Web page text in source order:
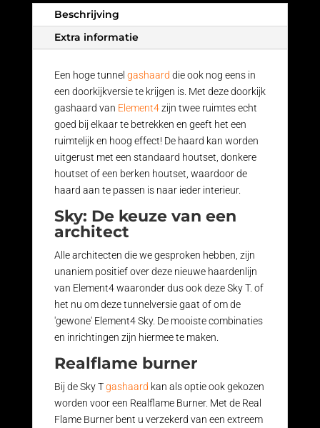
Beschrijving
Extra informatie
Een hoge tunnel gashaard die ook nog eens in
een doorkijkversie te krijgen is. Met deze doorkijk
gashaard van Element4zijn twee ruimtes echt
goed bij elkaar te betrekken en geeft het een
ruimtelijk en hoog effect! De haard kan worden
uitgerust met een standaard houtset, donkere
houtset of een berken houtset, waardoor de
haard aan te passen is naar ieder interieur.
Sky: De keuze van een
architect
Alle architecten die we gesproken hebben, zijn
unaniem positief over deze nieuwe haardenlijn
van Element4 waaronder dus ook deze Sky T. of
het nu om deze tunnelversie gaat of om de
'gewone' Element4 Sky. De mooiste combinaties
en inrichtingen zijn hiermee te maken.
Realflame burner
Bij de Sky Tgashaard kan als optie ook gekozen
worden voor een Realflame Burner. Met de Real
Flame Burner bent u verzekerd van een extreem